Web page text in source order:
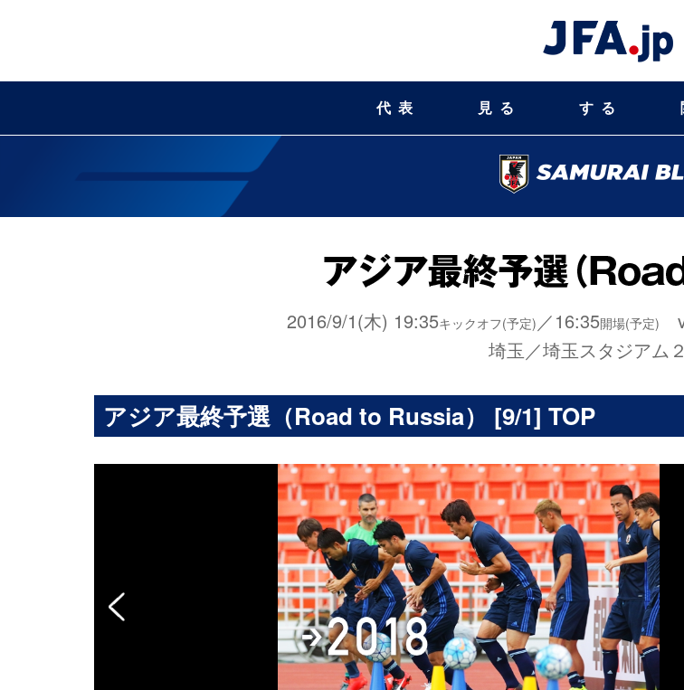
代表 見る する
アジア最終予選（Road to Russia） [9/1] TOP
2016/9/1(木) 19:35キックオフ(予定) ／16:35開場(予定)
埼玉／埼玉スタジアム